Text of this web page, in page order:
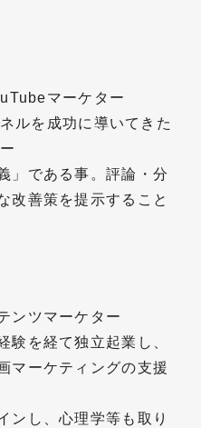
マーケター
ルを成功に導いてきた
」である事。評論・分
改善策を提示すること
ンツマーケター
験を経て独立起業し、
マーケティングの支援
ンし、心理学等も取り